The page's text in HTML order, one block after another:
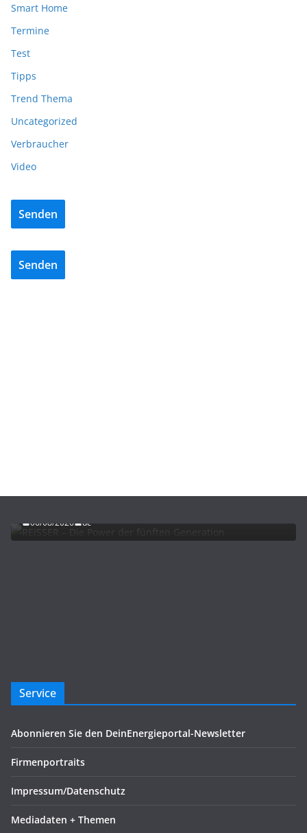
Smart Home
Termine
Test
Tipps
Trend Thema
Uncategorized
Verbraucher
Video
Senden
Senden
REISSER – Die Power der fünften Generation
06/08/2026 dc
Service
Abonnieren Sie den DeinEnergieportal-Newsletter
Firmenportraits
Impressum/Datenschutz
Mediadaten + Themen